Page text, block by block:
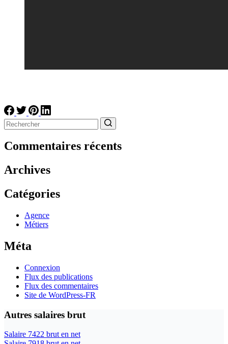
résultat
Commentaires récents
Archives
Catégories
Agence
Métiers
Méta
Connexion
Flux des publications
Flux des commentaires
Site de WordPress-FR
Autres salaires brut
Salaire 7422 brut en net